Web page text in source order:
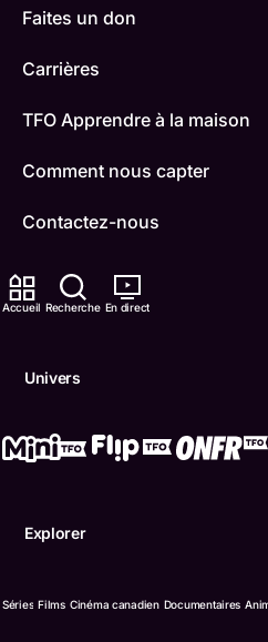
Accueil Recherche En direct
Univers
Explorer
Séries Films Cinéma canadien Documentaires
Faites un don
Carrières
TFO Apprendre à la maison
Comment nous capter
Contactez-nous
ONFR
Boukili
Confidentialité
langue française de l’Ontario